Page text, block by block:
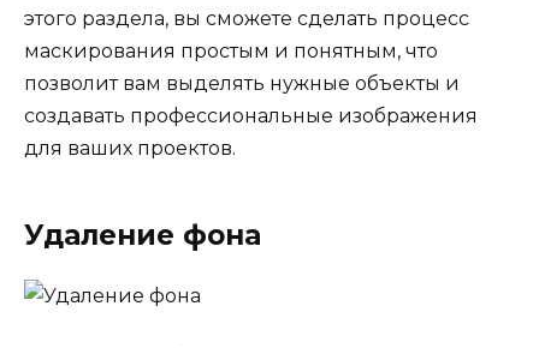
этого раздела, вы сможете сделать процесс
маскирования простым и понятным, что
позволит вам выделять нужные объекты и
создавать профессиональные изображения
для ваших проектов.
Удаление фона